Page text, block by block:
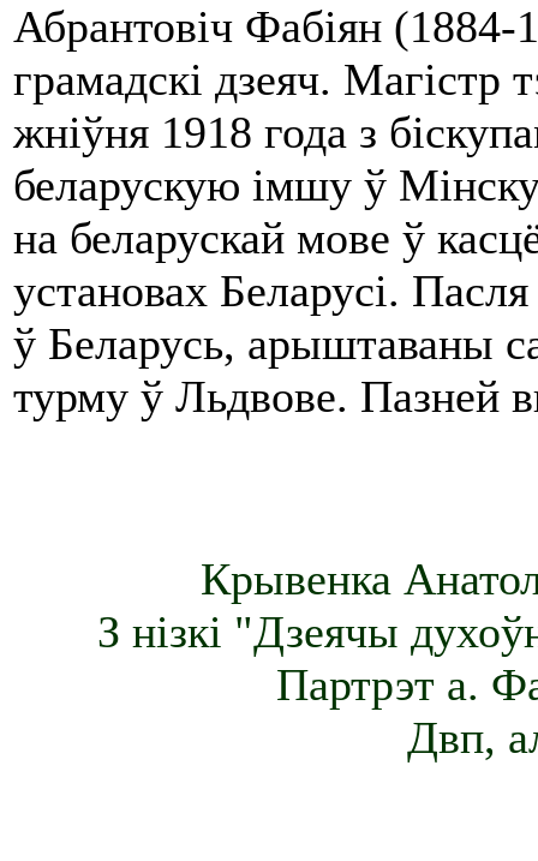
Абрантовіч Фабіян (1884-
грамадскі дзеяч. Магістр
жніўня 1918 года з
беларускую імшу ў
на беларускай мове ў
установах Беларусі.
ў Беларусь, арыштаваны
турму ў Льдвове. Пазней
Крывенка
З нізкі "Дзеячы
Партрэт а.
Двп,